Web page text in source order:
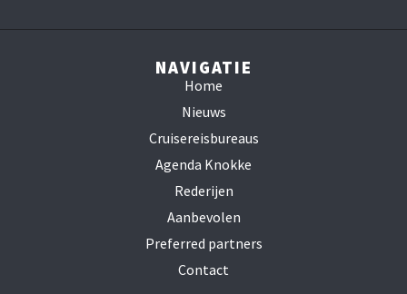
NAVIGATIE
Home
Nieuws
Cruisereisbureaus
Agenda Knokke
Rederijen
Aanbevolen
Preferred partners
Contact